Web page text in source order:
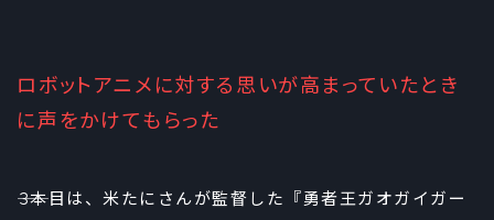
ロボットアニメに対する思いが高まっていたとき
に声をかけてもらった
――3本目は、米たにさんが監督した『勇者王ガオガイガー